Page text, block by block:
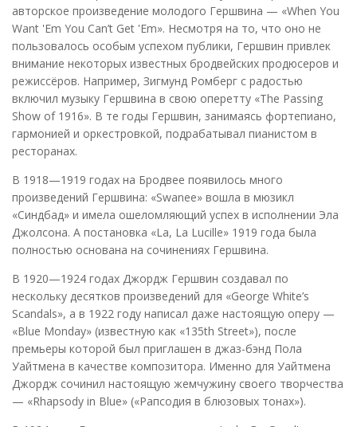
авторское произведение молодого Гершвина — «When You
Want 'Em You Can’t Get 'Em». Несмотря на то, что оно не
пользовалось особым успехом публики, Гершвин привлек
внимание некоторых известных бродвейских продюсеров и
режиссёров. Например, Зигмунд Ромберг с радостью
включил музыку Гершвина в свою оперетту «The Passing
Show of 1916». В те годы Гершвин, занимаясь фортепиано,
гармонией и оркестровкой, подрабатывал пианистом в
ресторанах.
В 1918—1919 годах на Бродвее появилось много
произведений Гершвина: «Swanee» вошла в мюзикл
«Синдбад» и имела ошеломляющий успех в исполнении Эла
Джолсона. А постановка «La, La Lucille» 1919 года была
полностью основана на сочинениях Гершвина.
В 1920—1924 годах Джордж Гершвин создавал по
нескольку десятков произведений для «George White’s
Scandals», а в 1922 году написал даже настоящую оперу —
«Blue Monday» (известную как «135th Street»), после
премьеры которой был приглашен в джаз-бэнд Пола
Уайтмена в качестве композитора. Именно для Уайтмена
Джордж сочинил настоящую жемчужину своего творчества
— «Rhapsody in Blue» («Рапсодия в блюзовых тонах»).